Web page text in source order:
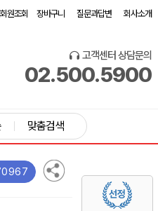
원조회 장바구니 질문과답변 회사소개
고객센터 상담문의
02.500.5900
맞춤검색